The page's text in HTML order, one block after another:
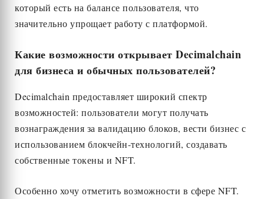
который есть на балансе пользователя, что
значительно упрощает работу с платформой.
Какие возможности открывает Decimalсhain
для бизнеса и обычных пользователей?
Decimalсhain предоставляет широкий спектр
возможностей: пользователи могут получать
вознаграждения за валидацию блоков, вести бизнес с
использованием блокчейн-технологий, создавать
собственные токены и NFT.
Особенно хочу отметить возможности в сфере NFT.